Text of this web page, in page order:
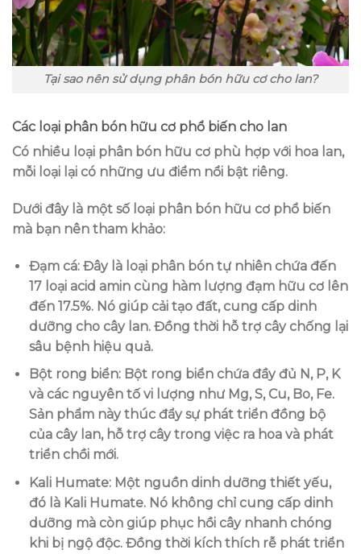
Tại sao nên sử dụng phân bón hữu cơ cho lan?
Các loại phân bón hữu cơ phổ biến cho lan
Có nhiều loại phân bón hữu cơ phù hợp với hoa lan,
mỗi loại lại có những ưu điểm nổi bật riêng.
Dưới đây là một số loại phân bón hữu cơ phổ biến
mà bạn nên tham khảo:
Đạm cá: Đây là loại phân bón tự nhiên chứa đến
17 loại acid amin cùng hàm lượng đạm hữu cơ lên
đến 17.5%. Nó giúp cải tạo đất, cung cấp dinh
dưỡng cho cây lan. Đồng thời hỗ trợ cây chống lại
sâu bệnh hiệu quả.
Bột rong biển: Bột rong biển chứa đầy đủ N, P, K
và các nguyên tố vi lượng như Mg, S, Cu, Bo, Fe.
Sản phẩm này thúc đẩy sự phát triển đồng bộ
của cây lan, hỗ trợ cây trong việc ra hoa và phát
triển chồi mới.
Kali Humate: Một nguồn dinh dưỡng thiết yếu,
đó là Kali Humate. Nó không chỉ cung cấp dinh
dưỡng mà còn giúp phục hồi cây nhanh chóng
khi bị ngộ độc. Đồng thời kích thích rễ phát triển